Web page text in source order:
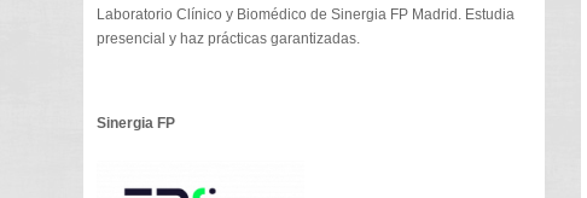
Laboratorio Clínico y Biomédico de Sinergia FP Madrid. Estudia
presencial y haz prácticas garantizadas.
Sinergia FP